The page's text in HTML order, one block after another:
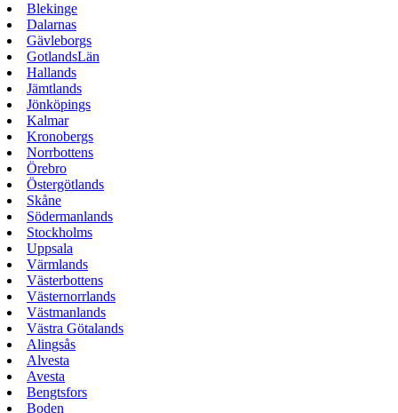
Blekinge
Dalarnas
Gävleborgs
GotlandsLän
Hallands
Jämtlands
Jönköpings
Kalmar
Kronobergs
Norrbottens
Örebro
Östergötlands
Skåne
Södermanlands
Stockholms
Uppsala
Värmlands
Västerbottens
Västernorrlands
Västmanlands
Västra Götalands
Alingsås
Alvesta
Avesta
Bengtsfors
Boden